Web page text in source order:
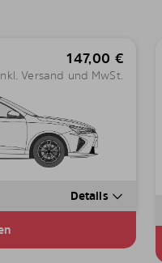
147,00 €
Versand und MwSt.
Details